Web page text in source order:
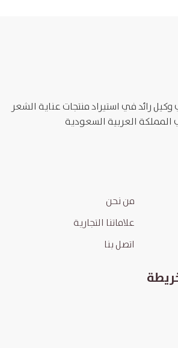
رائد في استيراد منتجات عناية الشعر
المملكة العربية السعودية
من نحن
علاماتنا التجارية
اتصل بنا